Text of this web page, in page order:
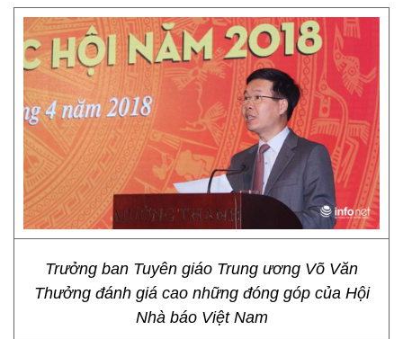
Trưởng ban Tuyên giáo Trung ương Võ Văn
Thưởng đánh giá cao những đóng góp của Hội
Nhà báo Việt Nam